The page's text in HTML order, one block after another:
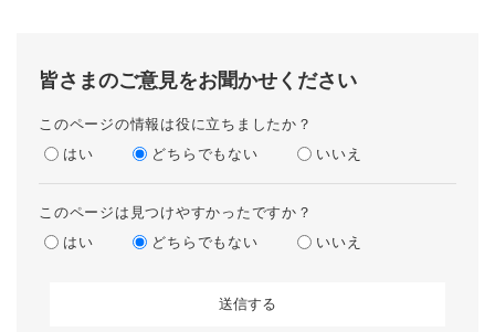
皆さまのご意見をお聞かせください
このページの情報は役に立ちましたか？
はい
どちらでもない いいえ
このページは見つけやすかったですか？
はい
どちらでもない いいえ